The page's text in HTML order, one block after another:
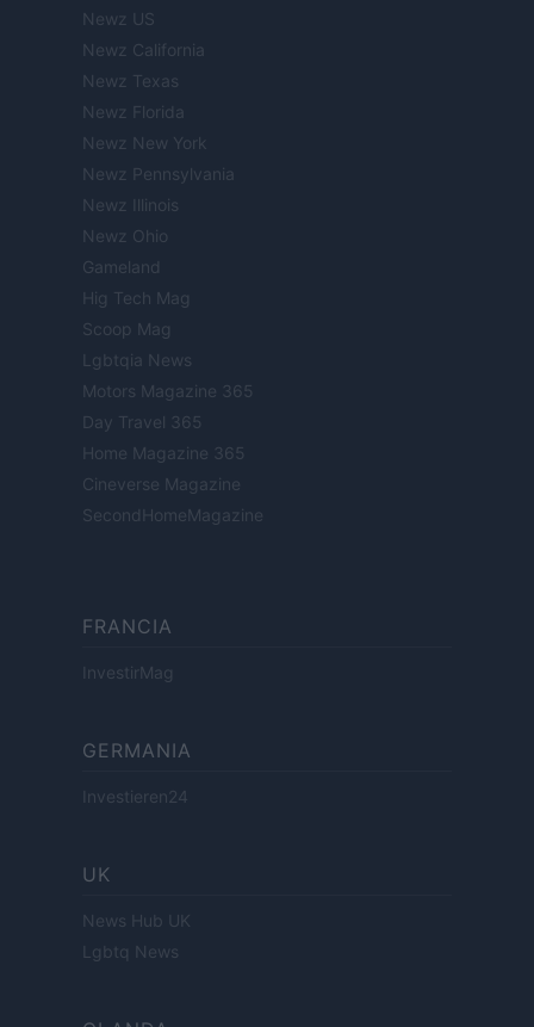
Newz US
Newz California
Newz Texas
Newz Florida
Newz New York
Newz Pennsylvania
Newz Illinois
Newz Ohio
Gameland
Hig Tech Mag
Scoop Mag
Lgbtqia News
Motors Magazine 365
Day Travel 365
Home Magazine 365
Cineverse Magazine
SecondHomeMagazine
FRANCIA
InvestirMag
GERMANIA
Investieren24
UK
News Hub UK
Lgbtq News